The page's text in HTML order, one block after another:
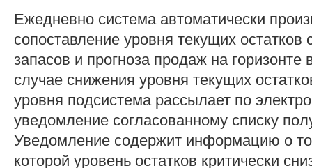
Ежедневно система автоматически
сопоставление уровня текущих остатков
запасов и прогноза продаж на
случае снижения уровня текущих
уровня подсистема рассылает по
уведомление согласованному списку
Уведомление содержит информацию о
которой уровень остатков критически